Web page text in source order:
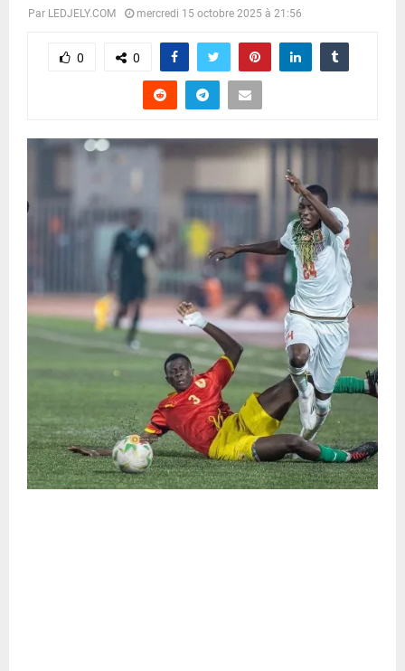
Par LEDJELY.COM mercredi 15 octobre 2025 à 21:56
0 0